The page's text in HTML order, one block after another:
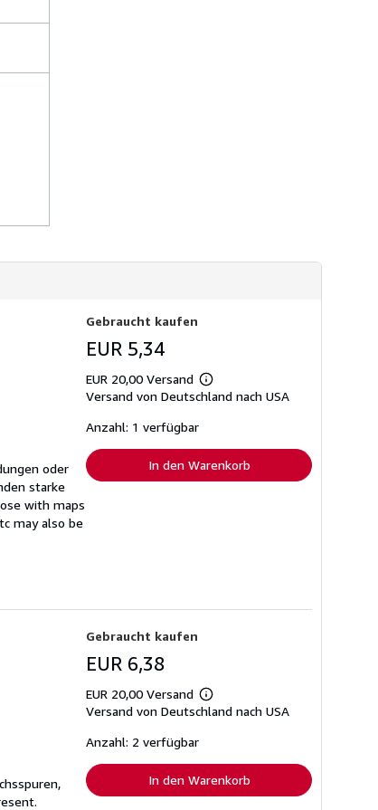
oder
starke
with maps
may also be
Gebraucht kaufen
EUR 5,34
EUR 20,00 Versand
Weitere
Informationen
Versand von Deutschland nach USA
Anzahl: 1 verfügbar
In den Warenkorb
Gebraucht kaufen
EUR 6,38
EUR 20,00 Versand
Weitere
Informationen
Versand von Deutschland nach USA
Anzahl: 2 verfügbar
In den Warenkorb